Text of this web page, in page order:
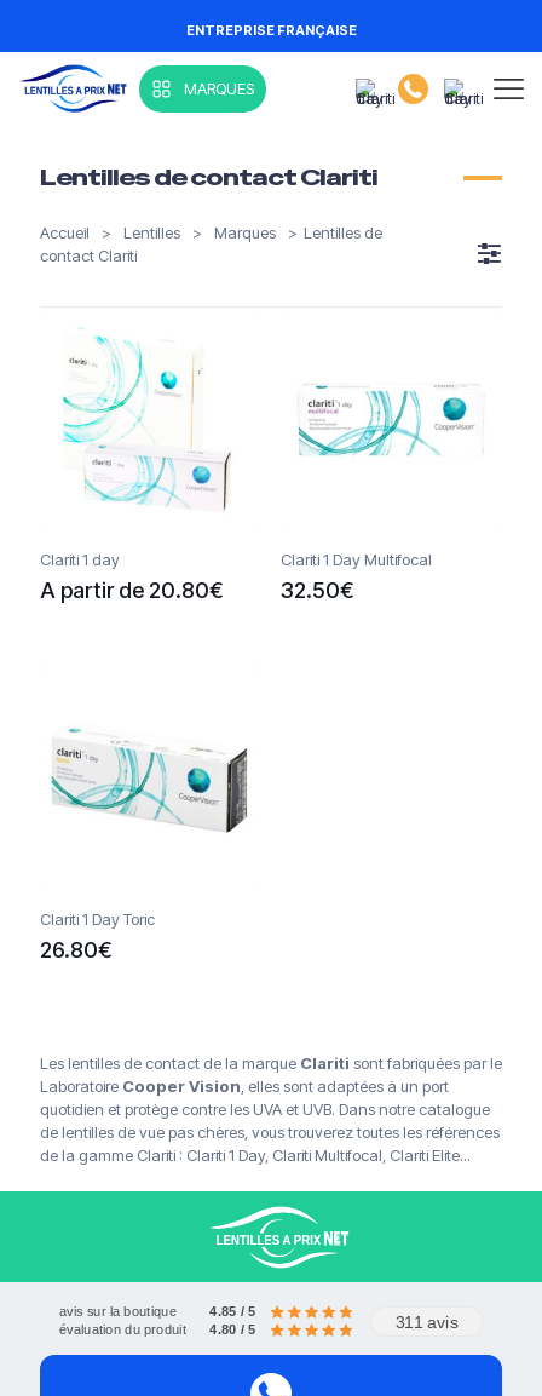
ENTREPRISE FRANÇAISE
MARQUES
Lentilles de contact Clariti
Accueil > Lentilles > Marques > Lentilles de
contact Clariti
Clariti 1 day
A partir de 20.80€
Clariti 1 Day Multifocal
32.50€
Clariti 1 Day Toric
26.80€
Les lentilles de contact de la marque Clariti sont fabriquées par le
Laboratoire Cooper Vision , elles sont adaptées à un port
quotidien et protège contre les UVA et UVB. Dans notre catalogue
de lentilles de vue pas chères, vous trouverez toutes les références
de la gamme Clariti : Clariti 1 Day, Clariti Multifocal, Clariti Elite...
Paiements sécurisés
Service client
avis sur la boutique 4.85 / 5
évaluation du produit 4.80 / 5 311 avis